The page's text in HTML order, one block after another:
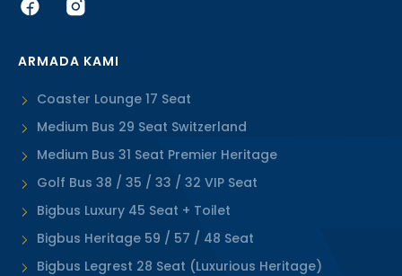
ARMADA KAMI
Coaster Lounge 17 Seat
Medium Bus 29 Seat Switzerland
Medium Bus 31 Seat Premier Heritage
Golf Bus 38 / 35 / 33 / 32 VIP Seat
Bigbus Luxury 45 Seat + Toilet
Bigbus Heritage 59 / 57 / 48 Seat
Bigbus Legrest 28 Seat (Luxurious Heritage)